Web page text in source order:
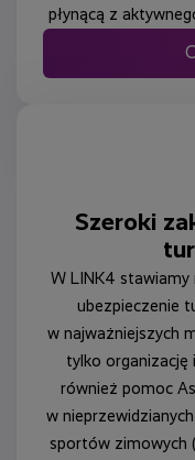
płynącą z
Szeroki
W LINK4
ubezpieczenie
w najważniejszych
tylko organizację
również pomoc
w
sportów zimowych